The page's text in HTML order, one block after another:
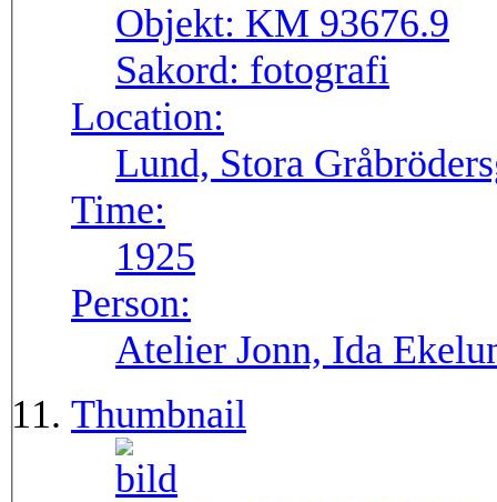
Objekt: KM 93676.9
Sakord: fotografi
Location:
Lund, Stora
Time:
1925
Person:
Atelier Jonn, Ida
Thumbnail